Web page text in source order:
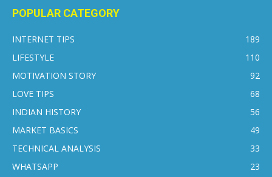
POPULAR CATEGORY
INTERNET TIPS
189
LIFESTYLE
110
MOTIVATION STORY
92
LOVE TIPS
68
INDIAN HISTORY
56
MARKET BASICS
49
TECHNICAL ANALYSIS
33
WHATSAPP
23